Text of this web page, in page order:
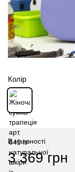
Колір
В наявності
3 369 грн